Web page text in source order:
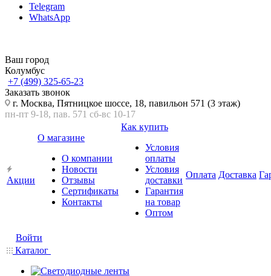
Telegram
WhatsApp
Ваш город
Колумбус
+7 (499) 325-65-23
Заказать звонок
г. Москва, Пятницкое шоссе, 18, павильон 571 (3 этаж)
пн-пт 9-18, пав. 571 сб-вс 10-17
Акции
О магазине
О компании
Новости
Отзывы
Сертификаты
Контакты
Как купить
Условия
оплаты
Условия
доставки
Гарантия
на товар
Оптом
Оплата Доставка
Войти
Каталог